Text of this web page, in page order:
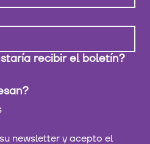
recibir el boletín?